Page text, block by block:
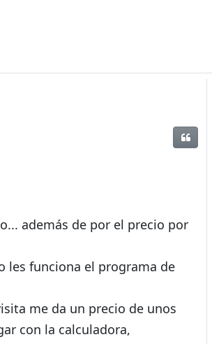
además de por el precio por
les funciona el programa de
me da un precio de unos
con la calculadora,